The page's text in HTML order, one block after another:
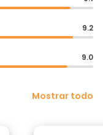
9.2
9.0
Mostrar todo